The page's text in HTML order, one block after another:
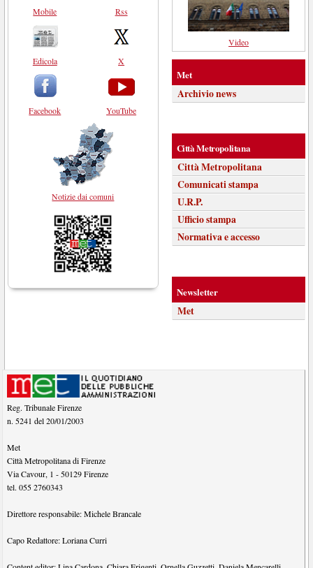
Mobile
Edicola
Facebook
Rss
X
YouTube
Notizie dai comuni
Video
Met
Archivio news
Città Metropolitana
Città Metropolitana
Comunicati stampa
U.R.P.
Ufficio stampa
Normativa e accesso
Newsletter
Met
Reg. Tribunale Firenze
n. 5241 del 20/01/2003
Met
Città Metropolitana di Firenze
Via Cavour, 1 -50129 Firenze
tel.055 2760343
Direttore responsabile:Michele Brancale
Capo Redattore:Loriana Curri